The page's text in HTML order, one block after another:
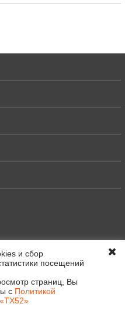
и сбор
посещений
страниц, Вы
с Политикой